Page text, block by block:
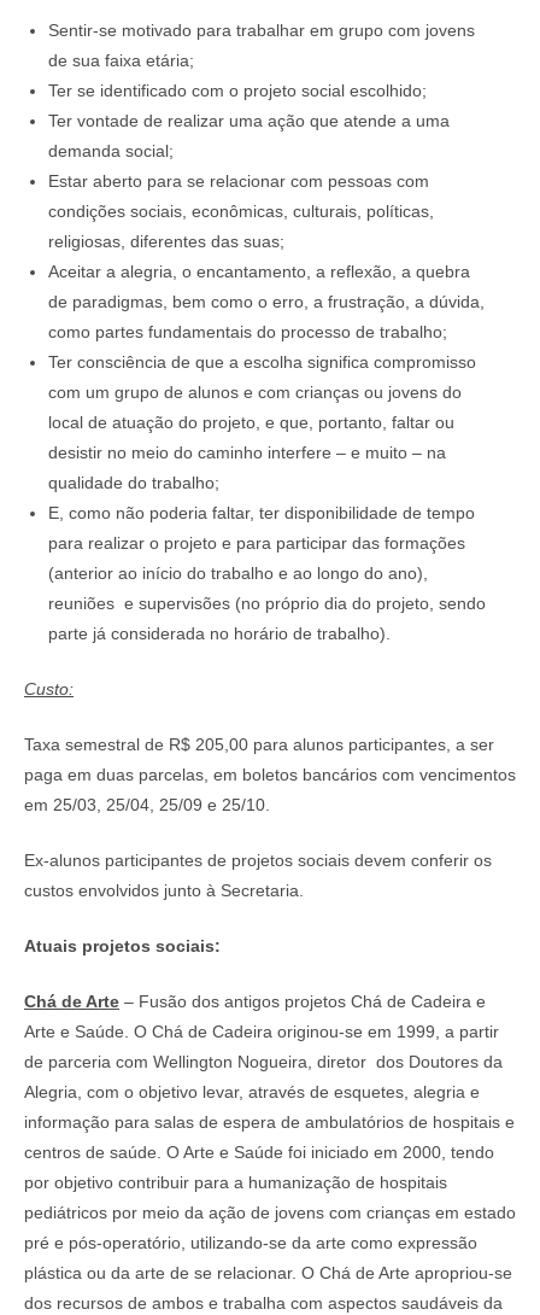
Sentir-se motivado para trabalhar em grupo com jovens
de sua faixa etária;
Ter se identificado com o projeto social escolhido;
Ter vontade de realizar uma ação que atende a uma
demanda social;
Estar aberto para se relacionar com pessoas com
condições sociais, econômicas, culturais, políticas,
religiosas, diferentes das suas;
Aceitar a alegria, o encantamento, a reflexão, a quebra
de paradigmas, bem como o erro, a frustração, a dúvida,
como partes fundamentais do processo de trabalho;
Ter consciência de que a escolha significa compromisso
com um grupo de alunos e com crianças ou jovens do
local de atuação do projeto, e que, portanto, faltar ou
desistir no meio do caminho interfere – e muito – na
qualidade do trabalho;
E, como não poderia faltar, ter disponibilidade de tempo
para realizar o projeto e para participar das formações
(anterior ao início do trabalho e ao longo do ano),
reuniões e supervisões (no próprio dia do projeto, sendo
parte já considerada no horário de trabalho).
Custo:
Taxa semestral de R$ 205,00 para alunos participantes, a ser
paga em duas parcelas, em boletos bancários com vencimentos
em 25/03, 25/04, 25/09 e 25/10.
Ex-alunos participantes de projetos sociais devem conferir os
custos envolvidos junto à Secretaria.
Atuais projetos sociais:
Chá de Arte – Fusão dos antigos projetos Chá de Cadeira e
Arte e Saúde. O Chá de Cadeira originou-se em 1999, a partir
de parceria com Wellington Nogueira, diretor dos Doutores da
Alegria, com o objetivo levar, através de esquetes, alegria e
informação para salas de espera de ambulatórios de hospitais e
centros de saúde. O Arte e Saúde foi iniciado em 2000, tendo
por objetivo contribuir para a humanização de hospitais
pediátricos por meio da ação de jovens com crianças em estado
pré e pós-operatório, utilizando-se da arte como expressão
plástica ou da arte de se relacionar. O Chá de Arte apropriou-se
dos recursos de ambos e trabalha com aspectos saudáveis da